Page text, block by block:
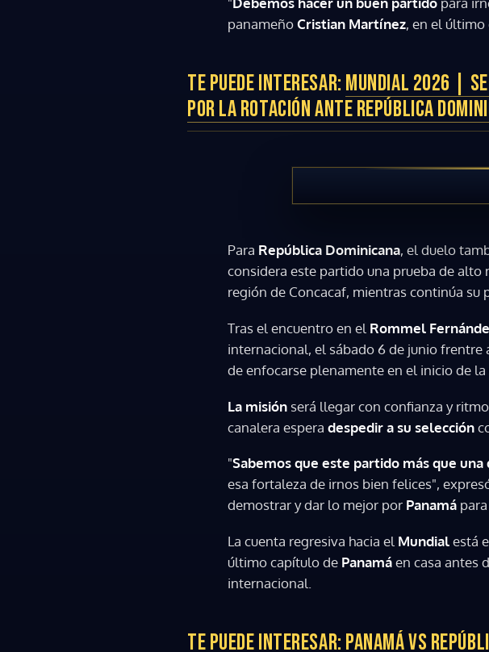
panameñoCristian Martínez, en el
TE PUEDE INTERESAR: MUNDIAL 2026 |
POR LA ROTACIÓN ANTE REPÚBLICA
Para República Dominicana, el duelo
considera este partido una prueba de
región de Concacaf, mientras continúa su
Tras el encuentro en el Rommel
internacional, el sábado 6 de junio frentre
de enfocarse plenamente en el inicio de la
La misión será llegar con confianza y
canalera espera despedir a su selección
"Sabemos que este partido más que
esa fortaleza de irnos bien felices",
demostrar y dar lo mejor por Panamá
La cuenta regresiva hacia el Mundialestá
último capítulo de Panamáen casa antes
internacional.
TE PUEDE INTERESAR: PANAMÁ VS